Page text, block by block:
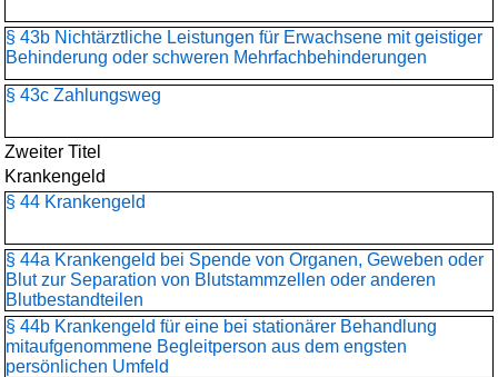
§ 43b Nichtärztliche Leistungen für Erwachsene mit geistiger
Behinderung oder schweren Mehrfachbehinderungen
§ 43c Zahlungsweg
Zweiter Titel
Krankengeld
§ 44 Krankengeld
§ 44a Krankengeld bei Spende von Organen, Geweben oder
Blut zur Separation von Blutstammzellen oder anderen
Blutbestandteilen
§ 44b Krankengeld für eine bei stationärer Behandlung
mitaufgenommene Begleitperson aus dem engsten
persönlichen Umfeld